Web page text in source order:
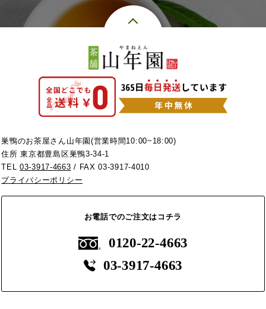
巣鴨のお茶屋さん山年園(営業時間10:00~18:00)
住所 東京都豊島区巣鴨3-34-1
TEL03-3917-4663 / FAX 03-3917-4010
プライバシーポリシー
お電話でのご注文はコチラ
0120-22-4663
03-3917-4663